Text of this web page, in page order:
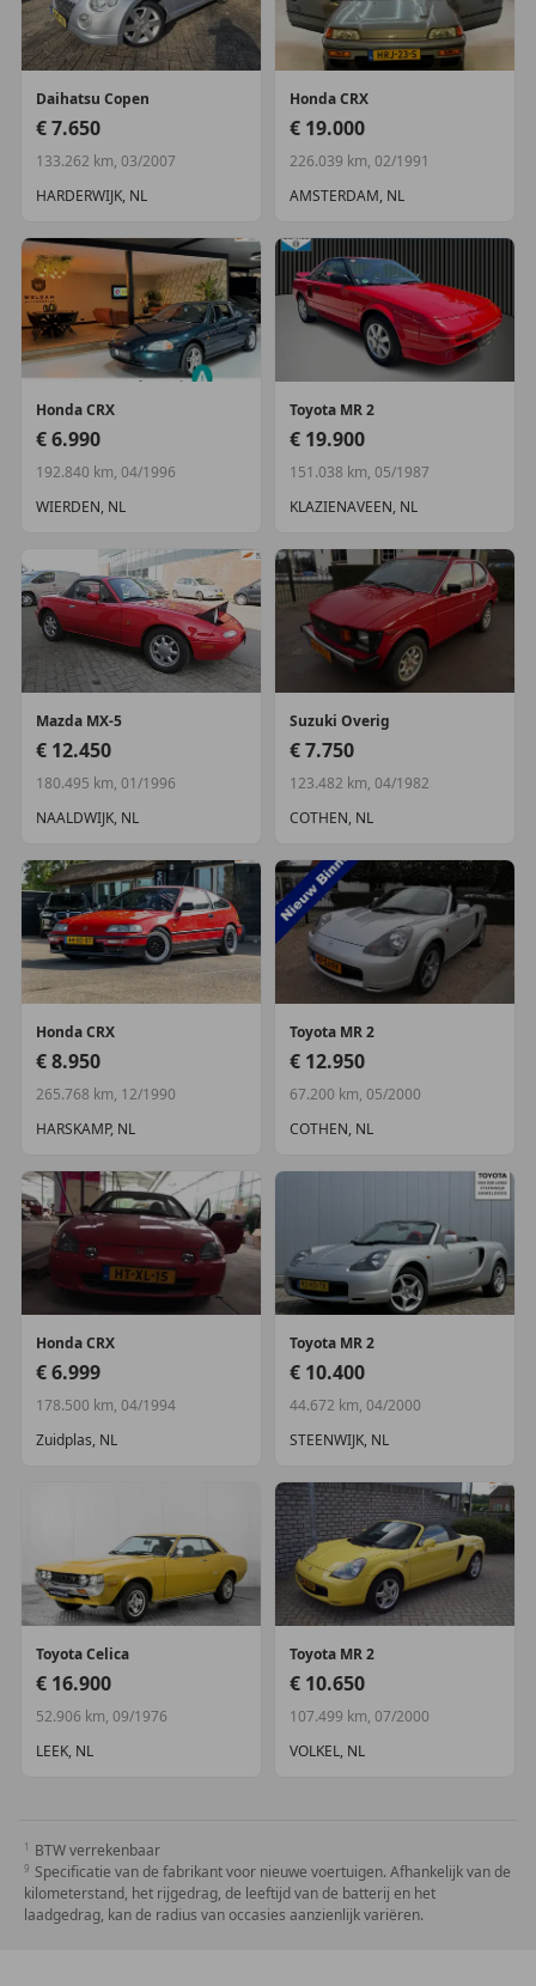
Daihatsu Copen
€ 7.650
133.262 km, 03/2007
HARDERWIJK, NL
HondaCRX
€ 19.000
226.039 km, 02/1991
AMSTERDAM, NL
Honda CRX
€ 6.990
192.840 km, 04/1996
WIERDEN, NL
Toyota MR 2
€ 19.900
151.038 km, 05/1987
KLAZIENAVEEN, NL
Mazda MX-5
€ 12.450
180.495 km, 01/1996
NAALDWIJK, NL
Suzuki Overig
€ 7.750
123.482 km, 04/1982
COTHEN, NL
Honda CRX
€ 8.950
265.768 km, 12/1990
HARSKAMP, NL
Toyota MR 2
€ 12.950
67.200 km, 05/2000
COTHEN, NL
Honda CRX
€ 6.999
178.500 km, 04/1994
Zuidplas, NL
Toyota MR 2
€ 10.400
44.672 km, 04/2000
STEENWIJK, NL
Toyota Celica
€ 16.900
52.906 km, 09/1976
LEEK, NL
Toyota MR 2
€ 10.650
107.499 km, 07/2000
VOLKEL, NL
BTW verrekenbaar
Specificatie van de fabrikant voor nieuwe voertuigen. Afhankelijk van de
kilometerstand, het rijgedrag, de leeftijd van de batterij en het
laadgedrag, kan de radius van occasies aanzienlijk variëren.